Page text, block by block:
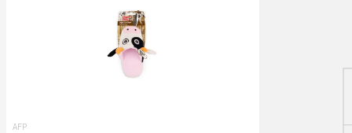
AFP